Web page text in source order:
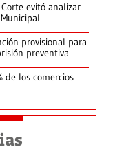
evitó analizar
provisional para
preventiva
de los comercios